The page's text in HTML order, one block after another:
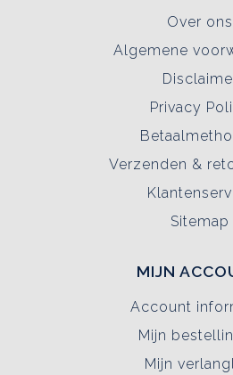
Over ons
Algemene
Privacy
Verzenden &
Sitemap
MIJN
Account
Mijn
Mijn